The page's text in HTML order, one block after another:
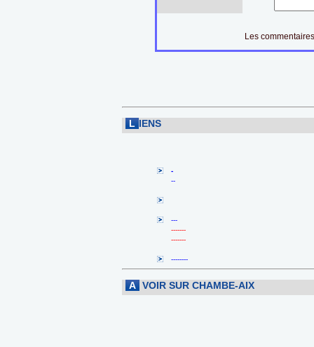
Les
L IENS
-
--
---
-------
-------
--------
A VOIR SUR CHAMBE-AIX